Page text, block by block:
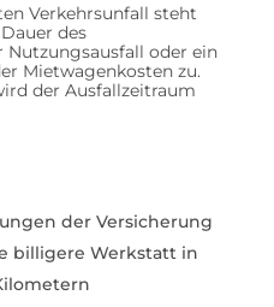
Verkehrsunfall steht
des
Nutzungsausfall oder ein
Mietwagenkosten zu.
der Ausfallzeitraum
der Versicherung
billigere Werkstatt in